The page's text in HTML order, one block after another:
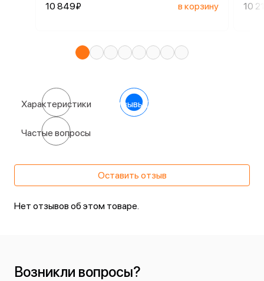
10 849₽
в корзину
10
Характеристики Отзывы (0)
Частые вопросы
Оставить отзыв
Нет отзывов об этом товаре.
Возникли вопросы?